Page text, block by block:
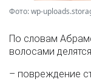
Фото: wp-
По словам
волосами
– повреждение